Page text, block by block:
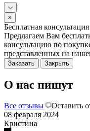
×
Бесплатная консультация
Предлагаем Вам
консультацию по
представленных на
Заказать Закрыть
О нас пишут
Все отзывы
Оставить
08 февраля 2024
Кристина